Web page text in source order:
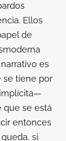
Ellos
de
es
tiene por
que se está
entonces
si